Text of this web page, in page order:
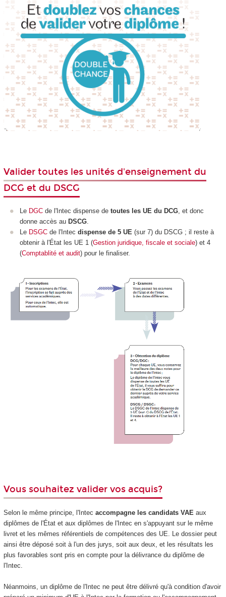
Valider toutes les unités d'enseignement du
DCG et du DSCG
Le DGC de l'Intec dispense de toutes les UE du DCG, et donc
donne accès au DSCG.
Le DSGC de l'Intec dispense de 5 UE (sur 7) du DSCG ; il reste à
obtenir à l'État les UE 1 (Gestion juridique, fiscale et sociale) et 4
(Comptablité et audit) pour le finaliser.
Vous souhaitez valider vos acquis?
Selon le même principe, l'Intec accompagne les candidats VAE aux
diplômes de l'État et aux diplômes de l'Intec en s'appuyant sur le même
livret et les mêmes référentiels de compétences des UE. Le dossier peut
ainsi être déposé soit à l'un des jurys, soit aux deux, et les résultats les
plus favorables sont pris en compte pour la délivrance du diplôme de
l'Intec.
Néanmoins, un diplôme de l'Intec ne peut être délivré qu'à condition d'avoir